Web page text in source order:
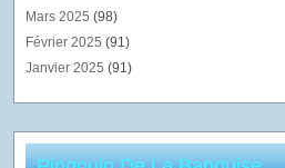
Mars 2025 (98)
Février 2025 (91)
Janvier 2025 (91)